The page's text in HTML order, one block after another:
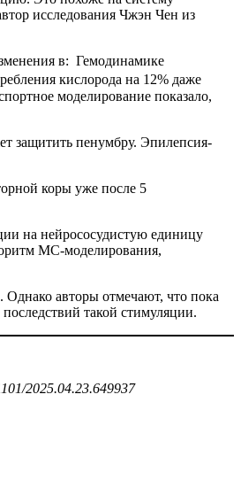
исследования Чжэн Чен из
в: Гемодинамике
кислорода на 12% даже
моделирование показало,
защитить пенумбру. Эпилепсия-
коры уже после 5
на нейрососудистую единицу
MC-моделирования,
авторы отмечают, что пока
такой стимуляции.
2025.04.23.649937